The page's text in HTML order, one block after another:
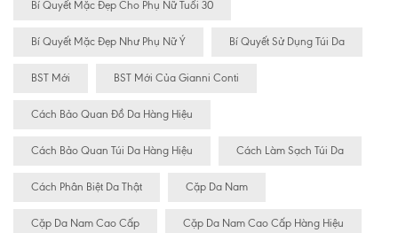
Bí Quyết Mặc Đẹp Cho Phụ Nữ Tuổi 30
Bí Quyết Mặc Đẹp Như Phụ Nữ Ý Bí Quyết Sử Dụng Túi Da
BST Mới BST Mới Của Gianni Conti
Cách Bảo Quan Đồ Da Hàng Hiệu
Cách Bảo Quan Túi Da Hàng Hiệu Cách Làm Sạch Túi Da
Cách Phân Biệt Da Thật Cặp Da Nam
Cặp Da Nam Cao Cấp Cặp Da Nam Cao Cấp Hàng Hiệu